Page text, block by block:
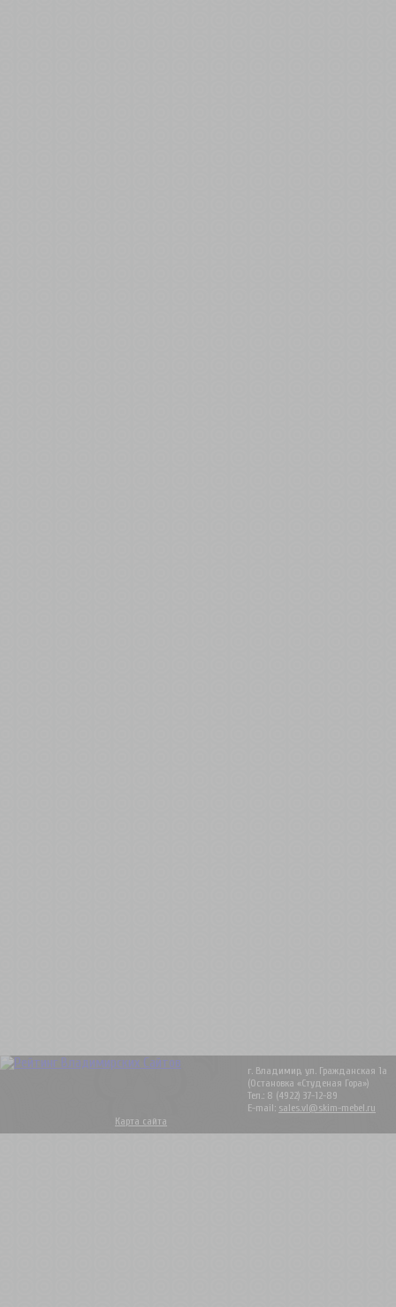
Карта сайта
г. Владимир, ул. Гражданская 1а
(Остановка «Студеная Гора»)
Тел.: 8 (4922) 37-12-89
E-mail: sales.vl@skim-mebel.ru